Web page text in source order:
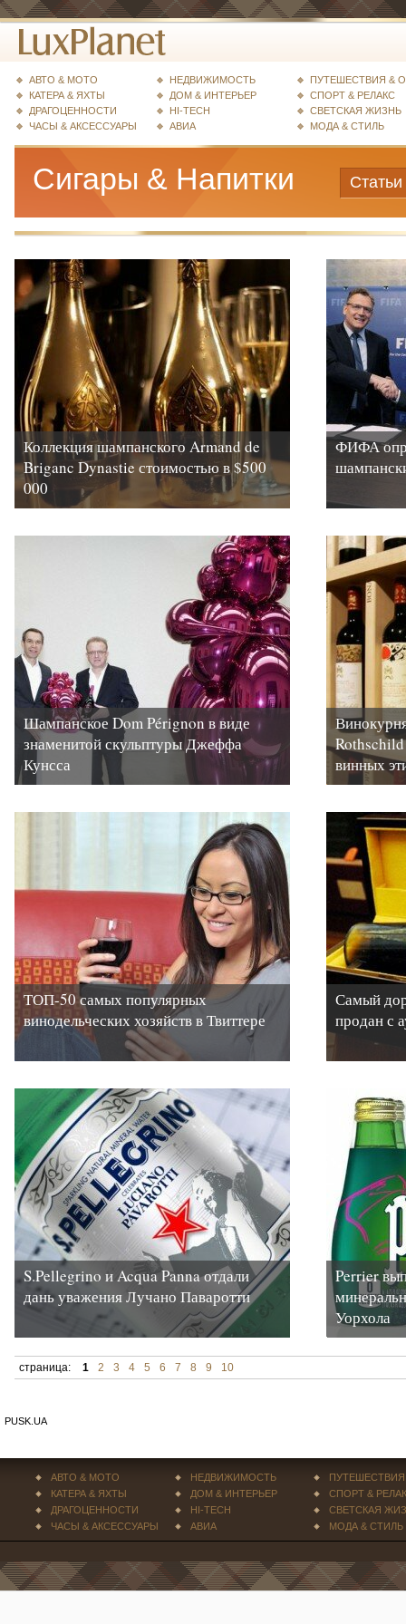
АВТО & МОТО
КАТЕРА & ЯХТЫ
ДРАГОЦЕННОСТИ
ЧАСЫ & АКСЕССУАРЫ
НЕДВИЖИМОСТЬ
ДОМ & ИНТЕРЬЕР
HI-TECH
АВИА
ПУТЕШЕСТВИЯ &
СПОРТ & РЕЛАКС
СВЕТСКАЯ ЖИЗНЬ
МОДА & СТИЛЬ
Сигары & Напитки Статьи
Коллекция шампанского Armand de
Briganc Dynastie стоимостью в $500
000
ФИФА
Шампанское Dom Pérignon в виде
знаменитой скульптуры Джеффа
Кунсса
Rothschild
винных
ТОП-50 самых популярных
винодельческих хозяйств в Твиттере
Самый
продан с
S.Pellegrino и Acqua Panna отдали
дань уважения Лучано Паваротти
Perrier
Уорхола
страница: 1 2 3 4 5 6 7 8 9 10
PUSK.UA
АВТО & МОТО
КАТЕРА & ЯХТЫ
ДРАГОЦЕННОСТИ
ЧАСЫ & АКСЕССУАРЫ
НЕДВИЖИМОСТЬ
ДОМ & ИНТЕРЬЕР
HI-TECH
АВИА
ПУТЕШЕСТВИЯ
СПОРТ &
СВЕТСКАЯ
МОДА & СТИЛЬ